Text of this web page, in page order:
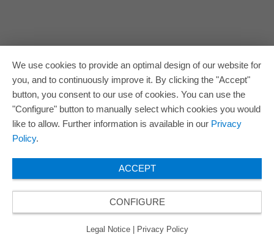
We use cookies to provide an optimal design of our website for
you, and to continuously improve it. By clicking the "Accept"
button, you consent to our use of cookies. You can use the
"Configure" button to manually select which cookies you would
like to allow. Further information is available in our Privacy
Policy.
ACCEPT
CONFIGURE
Legal Notice Privacy Policy